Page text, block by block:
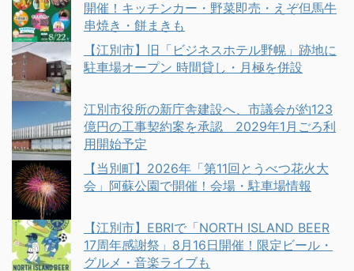
開催！キッチンカー・野菜即売・えぞ但馬牛
串焼き・餅まきも
【江別市】旧「ビジネスホテル野幌」跡地に
駐車場オープン 時間貸し・月極を併設
江別市役所の新庁舎建設へ、市議会が約123
億円の工事契約案を承認 2029年1月ごろ利
用開始予定
【当別町】2026年「第11回とうべつ花火大
会」阿蘇公園で開催！会場・駐車場情報
【江別市】EBRIで「NORTH ISLAND BEER
17周年感謝祭」8月16日開催！限定ビール・
グルメ・音楽ライブも